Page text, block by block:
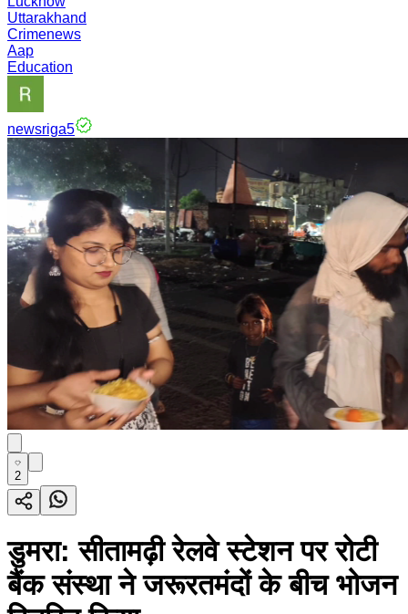
Uttarakhand
Crimenews
Aap
Education
newsriga5
2
डुमरा: सीतामढ़ी रेलवे स्टेशन पर रोटी
बैंक संस्था ने जरूरतमंदों के बीच भोजन